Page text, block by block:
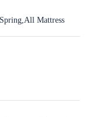
,All Mattress